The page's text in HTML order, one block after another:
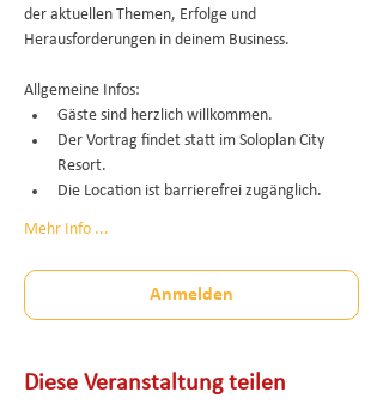
der aktuellen Themen, Erfolge und
Herausforderungen in deinem Business.
Allgemeine Infos:
Gäste sind herzlich willkommen.
Der Vortrag findet statt im Soloplan City
Resort.
Die Location ist barrierefrei zugänglich.
Mehr Info ...
Anmelden
Diese Veranstaltung teilen